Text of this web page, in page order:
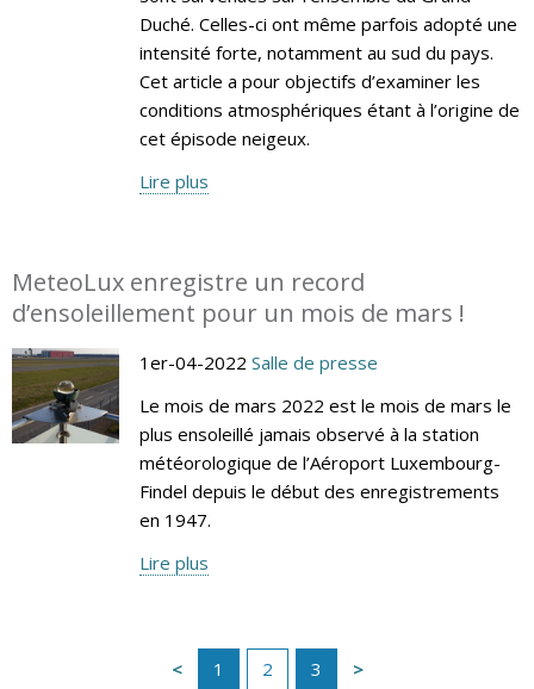
Duché. Celles-ci ont même parfois adopté une
intensité forte, notamment au sud du pays.
Cet article a pour objectifs d’examiner les
conditions atmosphériques étant à l’origine de
cet épisode neigeux.
Lire plus
MeteoLux enregistre un record
d’ensoleillement pour un mois de mars !
1er-04-2022 Salle de presse
Le mois de mars 2022 est le mois de mars le
plus ensoleillé jamais observé à la station
météorologique de l’Aéroport Luxembourg-
Findel depuis le début des enregistrements
en 1947.
Lire plus
1 2 3